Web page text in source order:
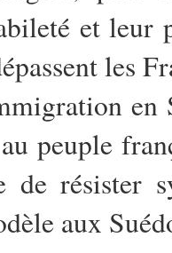
et leur
les
en
peuple
de résister
aux